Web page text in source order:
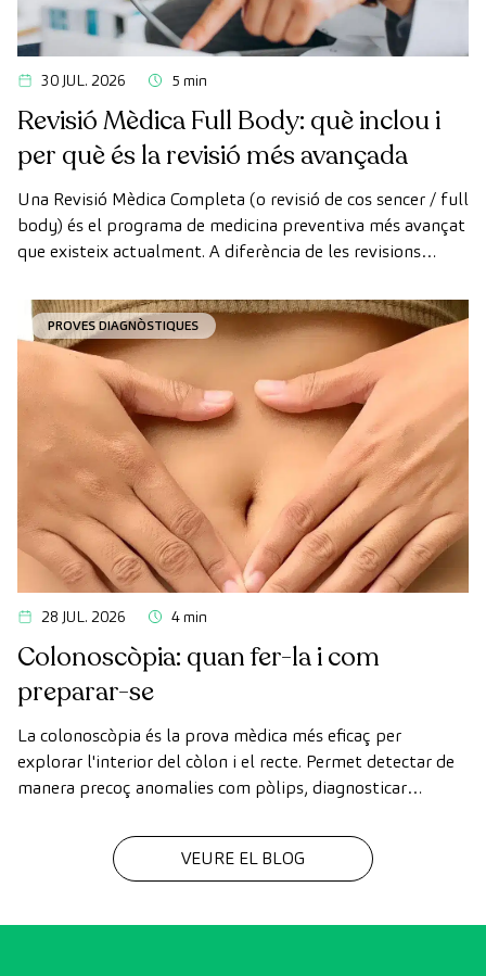
30 JUL. 2026 5 min
Revisió Mèdica Full Body: què inclou i
per què és la revisió més avançada
Una Revisió Mèdica Completa (o revisió de cos sencer / full
body) és el programa de medicina preventiva més avançat
que existeix actualment. A diferència de les revisions
diagnòstic per la imatge d'última generació per avaluar de
manera exhaustiva l'estat dels òrgans vitals, el sistema
vascular i el cervell abans que apareguin els primers
símptomes.
PROVES DIAGNÒSTIQUES
28 JUL. 2026 4 min
Colonoscòpia: quan fer-la i com
preparar-se
La colonoscòpia és la prova mèdica més eficaç per
explorar l'interior del còlon i el recte. Permet detectar de
manera precoç anomalies com pòlips, diagnosticar
VEURE EL BLOG